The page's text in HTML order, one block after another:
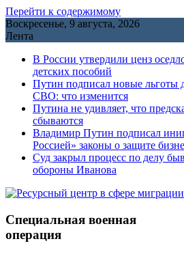
Перейти к содержимому
Воскресенье, 9 августа, 2026
Лента
В России утвердили ценз
детских пособий
Путин подписал новые льготы
СВО: что изменится
Путина не удивляет, что
сбываются
Владимир Путин подписал
Россией» законы о защите
Cуд закрыл процесс по делу
обороны Иванова
Специальная военная
операция